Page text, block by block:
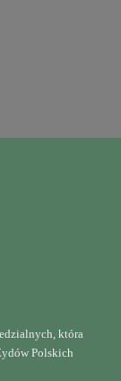
która
Polskich